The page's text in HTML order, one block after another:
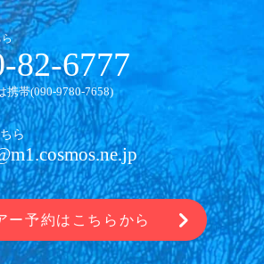
ら
82-6777
携帯(090-9780-7658)
ら
ー予約はこちらから